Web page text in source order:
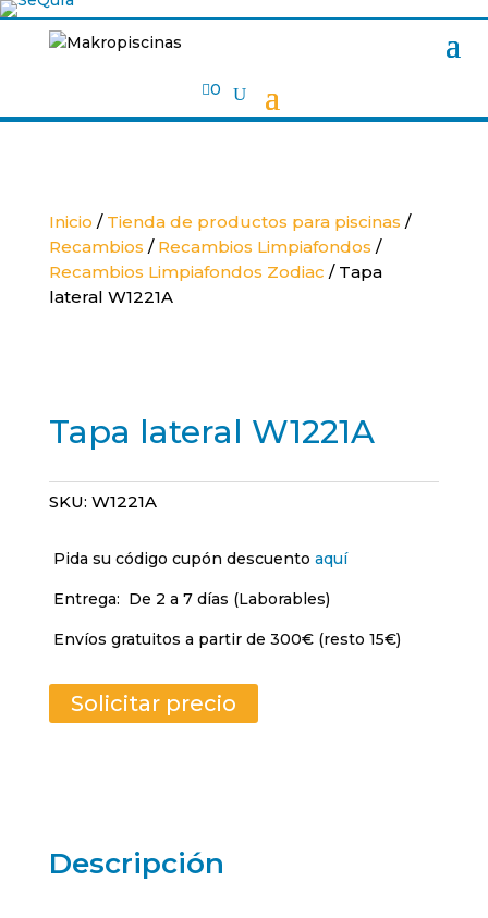
0
Inicio / Tienda de productos para piscinas /
Recambios / Recambios Limpiafondos /
Recambios Limpiafondos Zodiac / Tapa
lateral W1221A
Tapa lateral W1221A
SKU: W1221A
Pida su código cupón descuento aquí
Entrega: De 2 a 7 días (Laborables)
Envíos gratuitos a partir de 300€ (resto 15€)
Solicitar precio
Descripción